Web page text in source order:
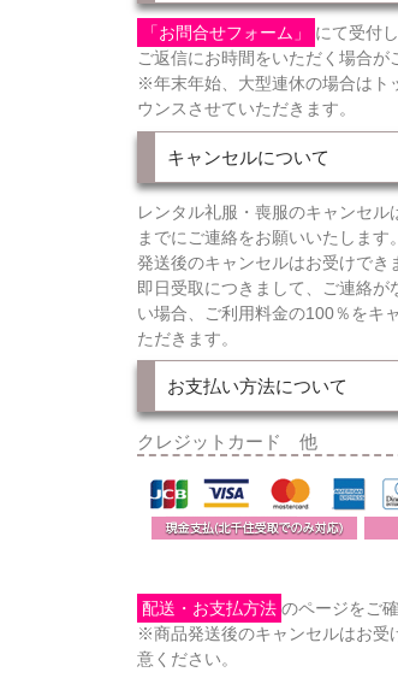
「お問合せフォーム」
にて受付
ご返信にお時間をいただく場合が
※年末年始、大型連休の場合はト
ウンスさせていただきます。
キャンセルについて
レンタル礼服・喪服のキャンセル
までにご連絡をお願いいたします。
発送後のキャンセルはお受けでき
即日受取につきまして、ご連絡が
い場合、ご利用料金の100％をキ
ただきます。
お支払い方法について
クレジットカード 他
配送・お支払方法 のページをご
※商品発送後のキャンセルはお受
意ください。